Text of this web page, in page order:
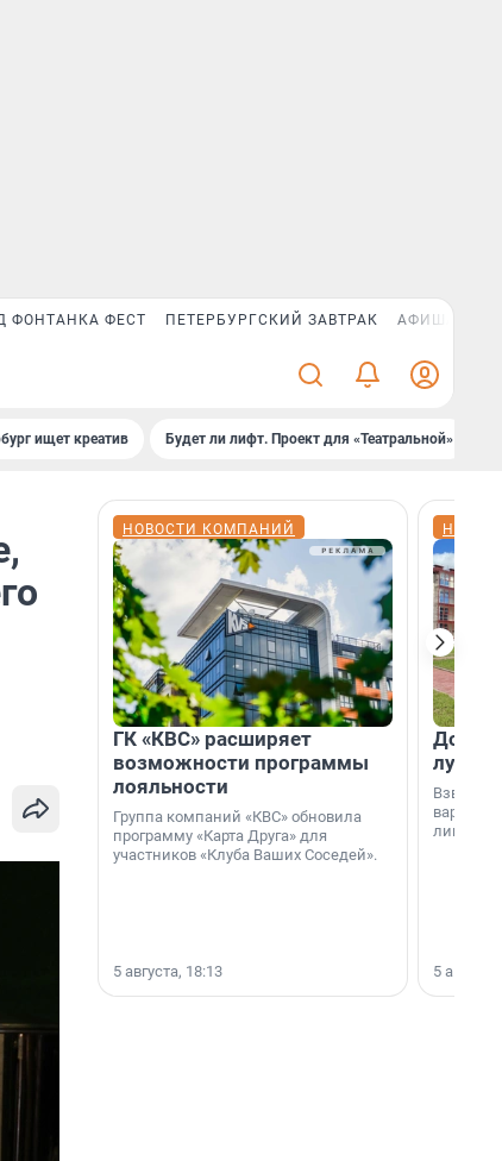
ФОНТАНКА ФЕСТ ПЕТЕРБУРГСКИЙ ЗАВТРАК АФИША PLUS
ищет креатив Будет ли лифт. Проект для «Театральной»
НОВОСТИ КОМПАНИЙ
ГК «КВС» расширяет
возможности программы
лояльности
Группа компаний «КВС» обновила
программу «Карта Друга» для
участников «Клуба Ваших Соседей».
5 августа, 18:13
Дом
лучше
лишнего
5